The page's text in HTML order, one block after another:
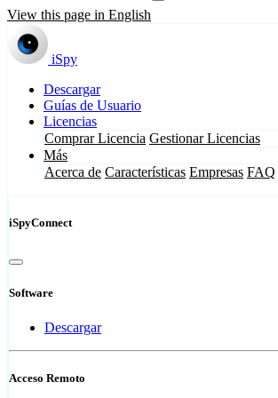
View this page in English
iSpy
Descargar
Guías de Usuario
Licencias
Comprar Licencia Gestionar Licencias
Más
Acerca de Características Empresas FAQ
iSpyConnect
Software
Descargar
Acceso Remoto